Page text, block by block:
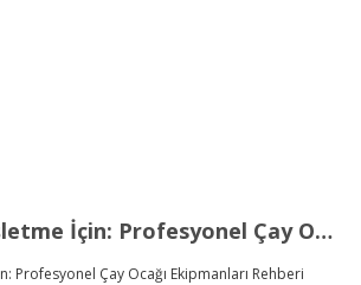
Eksiksiz Bir İşletme İçin: Profesyonel Çay Ocağı Ekipmanları Rehberi
Profesyonel Çay Ocağı Ekipmanları Rehberi